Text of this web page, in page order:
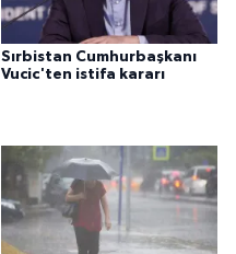
Sırbistan Cumhurbaşkanı
Vucic'ten istifa kararı